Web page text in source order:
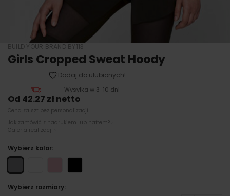
BUILD YOUR BRAND BY113
Girls Cropped Sweat Hoody
Dodaj do ulubionych!
Wysyłka w 3-10 dni
Od 42.27 zł netto
Cena za szt bez personalizacji
Jak zamówić z nadrukiem lub haftem? ›
Galeria realizacji ›
Wybierz kolor:
Wybierz rozmiary: